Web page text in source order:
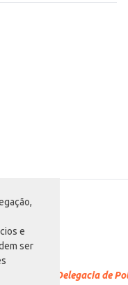
e
ser
procure a Delegacia de